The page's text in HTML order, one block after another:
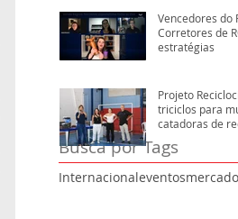
Busca por Tags
Internacionaleventosmercado
Vencedores do
Corretores de
estratégias
Projeto
triciclos para
catadoras de